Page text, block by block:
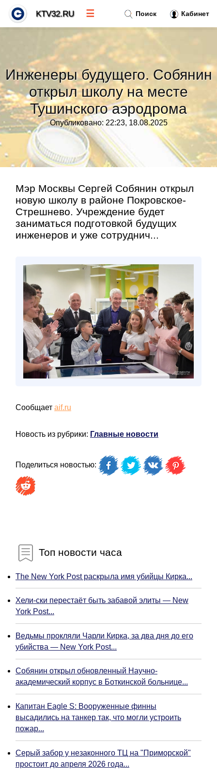
Инженеры будущего. Собянин
открыл школу на месте
Тушинского аэродрома
Опубликовано: 22:23, 18.08.2025
Мэр Москвы Сергей Собянин открыл
новую школу в районе Покровское-
Стрешнево. Учреждение будет
заниматься подготовкой будущих
инженеров и уже сотруднич...
Сообщает aif.ru
Новость из рубрики: Главные новости
Поделиться новостью:
Топ новости часа
The New York Post раскрыла имя убийцы Кирка...
Хели-ски перестаёт быть забавой элиты — New
York Post...
Ведьмы прокляли Чарли Кирка, за два дня до его
убийства — New York Post...
Собянин открыл обновленный Научно-
академический корпус в Боткинской больнице...
Капитан Eagle S: Вооруженные финны
высадились на танкер так, что могли устроить
пожар...
Серый забор у незаконного ТЦ на "Приморской"
простоит до апреля 2026 года...
Поиск Кабинет
KTV32.RU ☰
Тренды новостей »
Рубрики»
Правила
Контакт»